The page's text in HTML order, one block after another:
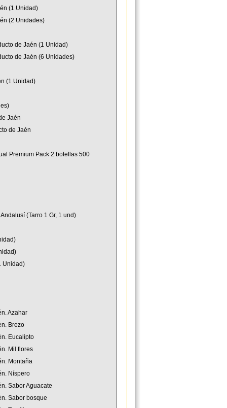
(1 Unidad)
(2 Unidades)
de Jaén (1 Unidad)
de Jaén (6 Unidades)
(1 Unidad)
Jaén
de Jaén
Premium Pack 2 botellas 500
(Tarro 1 Gr, 1 und)
Unidad)
Azahar
Brezo
Eucalipto
Mil flores
Montaña
Níspero
Sabor Aguacate
Sabor bosque